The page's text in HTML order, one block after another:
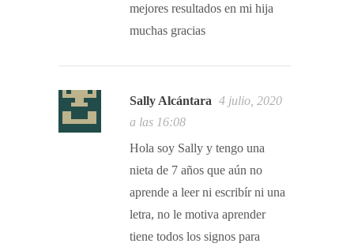
mejores resultados en mi hija
muchas gracias
Sally Alcántara 4 julio, 2020
a las 16:08
Hola soy Sally y tengo una
nieta de 7 años que aún no
aprende a leer ni escribír ni una
letra, no le motiva aprender
tiene todos los signos para